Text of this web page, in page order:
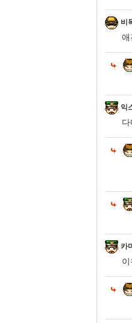
비
애
익
카